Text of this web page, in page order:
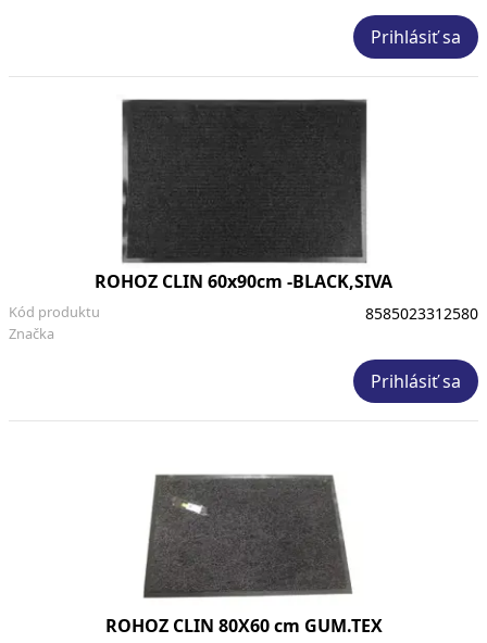
Prihlásiť sa
ROHOZ CLIN 60x90cm -BLACK,SIVA
Značka
Kód produktu 8585023312580
Prihlásiť sa
ROHOZ CLIN 80X60 cm GUM.TEX